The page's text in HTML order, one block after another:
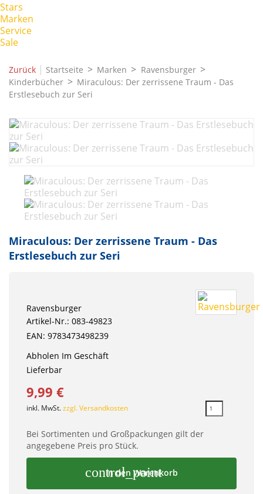
Stars
Marken
Service
Sale
Zurück | Startseite Marken
Ravensburger
Kinderbücher
Miraculous: Der zerrissene Traum - Das
Erstlesebuch zur Seri
Miraculous: Der zerrissene Traum - Das
Erstlesebuch zur Seri
Ravensburger
Artikel-Nr.: 083-49823
EAN: 9783473498239
Abholen Im Geschäft
Lieferbar
9,99 €
inkl. MwSt.zzgl. Versandkosten
Bei Sortimenten und Großpackungen gilt der
angegebene Preis pro Stück.
control_point
In den Warenkorb